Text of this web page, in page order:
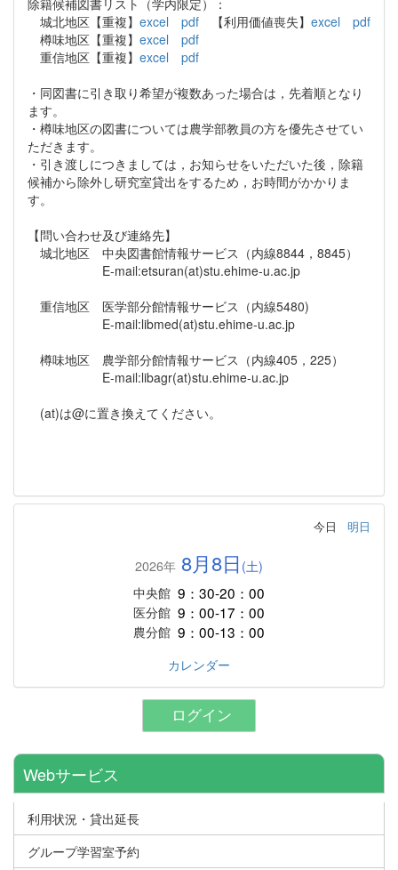
城北地区【重複】 excel pdf 【利用価値喪失】 excel
pdf
樽味地区【重複】 excel
pdf
重信地区【重複】 excel
pdf
・同図書に引き取り希望が複数あった場合は，先着順となり
ます。
・樽味地区の図書については農学部教員の方を優先させてい
ただきます。
・引き渡しにつきましては，お知らせをいただいた後，除籍
候補から除外し研究室貸出をするため，お時間がかかりま
す。
【問い合わせ及び連絡先】
城北地区 中央図書館情報サービス（内線8844，8845）
E-mail:etsuran(at)stu.ehime-u.ac.jp
重信地区 医学部分館情報サービス（内線5480)
E-mail:libmed(at)stu.ehime-u.ac.jp
樽味地区 農学部分館情報サービス（内線405，225）
E-mail:libagr(at)stu.ehime-u.ac.jp
(at)は@に置き換えてください。
今日 明日
2026年 8月8日 (土)
中央館 9：30-20：00
医分館 9：00-17：00
農分館 9：00-13：00
カレンダー
ログイン
Webサービス
利用状況・貸出延長
グループ学習室予約